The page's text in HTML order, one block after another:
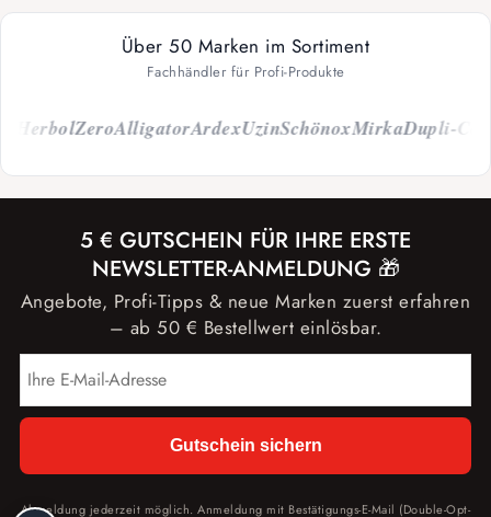
Über 50 Marken im Sortiment
Fachhändler für Profi-Produkte
ZeroAlligatorArdexUzinSchönoxMirkaDupli-Color
5 € GUTSCHEIN FÜR IHRE ERSTE
NEWSLETTER-ANMELDUNG 🎁
Angebote, Profi-Tipps & neue Marken zuerst erfahren
– ab 50 € Bestellwert einlösbar.
Gutschein sichern
Abmeldung jederzeit möglich. Anmeldung mit Bestätigungs-E-Mail (Double-Opt-